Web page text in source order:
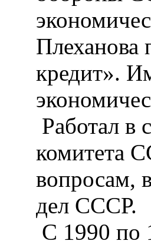
Плеханова
кредит».
Работал в
комитета
вопросам,
дел СССР.
С 1990 по